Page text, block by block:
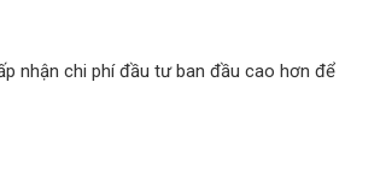
nhận chi phí đầu tư ban đầu cao hơn để